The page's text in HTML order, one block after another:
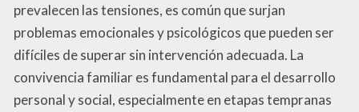
prevalecen las tensiones, es común que surjan
problemas emocionales y psicológicos que pueden ser
difíciles de superar sin intervención adecuada. La
convivencia familiar es fundamental para el desarrollo
personal y social, especialmente en etapas tempranas